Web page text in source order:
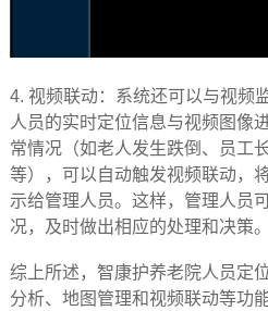
4. 视频联动：系统还可以与视频
人员的实时定位信息与视频图像
常情况（如老人发生跌倒、员工
等），可以自动触发视频联动，
示给管理人员。这样，管理人员
况，及时做出相应的处理和决策。
综上所述，智康护养老院人员定
分析、地图管理和视频联动等功